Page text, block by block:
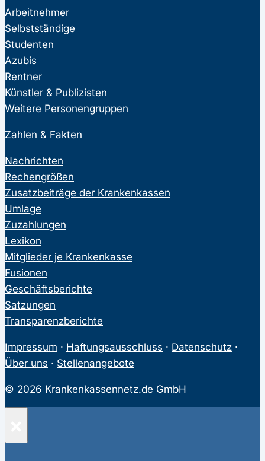
Arbeitnehmer
Selbstständige
Studenten
Azubis
Rentner
Künstler & Publizisten
Weitere Personengruppen
Zahlen & Fakten
Nachrichten
Rechengrößen
Zusatzbeiträge der Krankenkassen
Umlage
Zuzahlungen
Lexikon
Mitglieder je Krankenkasse
Fusionen
Geschäftsberichte
Satzungen
Transparenzberichte
Impressum · Haftungsausschluss · Datenschutz ·
Über uns · Stellenangebote
© 2026 Krankenkassennetz.de GmbH